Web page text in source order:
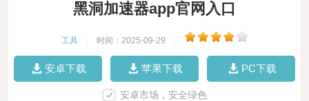
黑洞加速器app官网入口
工具 时间：2025-09-29
安卓下载 苹果下载 PC下载
安卓市场，安全绿色